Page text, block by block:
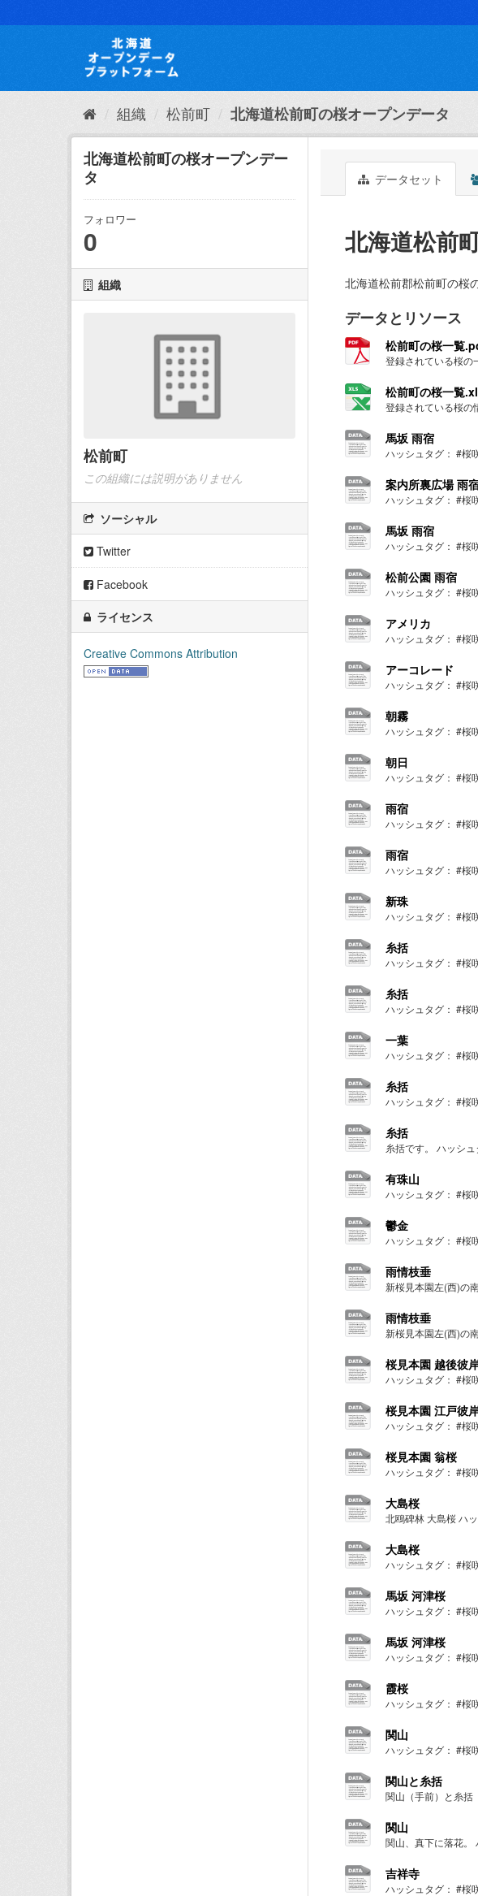
キ
て
組織 松前町 北海道松前町の桜オープンデータ
北海道松前町の桜オープンデー
タ
フォロワー
0
組織
松前町
この組織には説明がありません
ソーシャル
Twitter
Facebook
ライセンス
Creative Commons Attribution
データセット
北海道松前
北海道松前郡松前町の桜
データとリソース
松前町の桜一覧
登録されている桜の
松前町の桜一覧
登録されている桜の
馬坂 雨宿
ハッシュタグ： #桜
案内所裏広場 雨
ハッシュタグ： #桜
馬坂 雨宿
ハッシュタグ： #桜
松前公園 雨宿
ハッシュタグ： #桜
アメリカ
ハッシュタグ： #桜
アーコレード
ハッシュタグ： #桜
朝霧
ハッシュタグ： #桜
朝日
ハッシュタグ： #桜
雨宿
ハッシュタグ： #桜
雨宿
ハッシュタグ： #桜
新珠
ハッシュタグ： #桜
糸括
ハッシュタグ： #桜
糸括
ハッシュタグ： #桜
一葉
ハッシュタグ： #桜
糸括
ハッシュタグ： #桜
糸括
糸括です。 ハッシ
有珠山
ハッシュタグ： #桜
鬱金
ハッシュタグ： #桜
雨情枝垂
新桜見本園左(西)の
雨情枝垂
新桜見本園左(西)の
桜見本園 越後彼
ハッシュタグ： #桜
桜見本園 江戸彼
ハッシュタグ： #桜
桜見本園 翁桜
ハッシュタグ： #桜
大島桜
北鴎碑林 大島桜 ハ
大島桜
ハッシュタグ： #桜
馬坂 河津桜
ハッシュタグ： #桜
馬坂 河津桜
ハッシュタグ： #桜
霞桜
ハッシュタグ： #桜
関山
ハッシュタグ： #桜
関山と糸括
関山（手前）と糸括
関山
関山、真下に落花。
吉祥寺
ハッシュタグ： #桜